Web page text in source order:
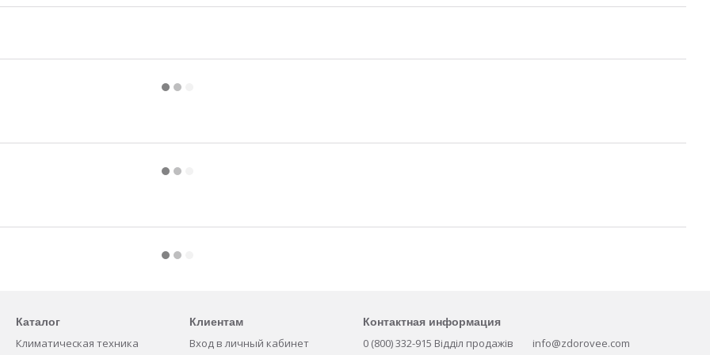
Каталог
Климатическая техника
Клиентам
Вход в личный кабинет
Контактная информация
0 (800) 332-915 Відділ продажів info@zdorovee.com